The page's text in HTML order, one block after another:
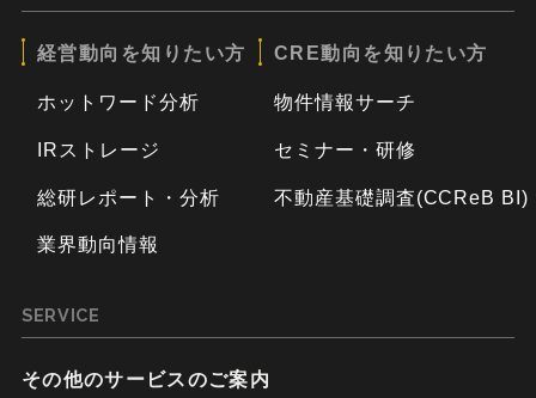
経営動向を知りたい方
ホットワード分析
IRストレージ
総研レポート・分析
業界動向情報
CRE動向を知りたい方
物件情報サーチ
セミナー・研修
不動産基礎調査(CCReB BI)
SERVICE
その他のサービスのご案内